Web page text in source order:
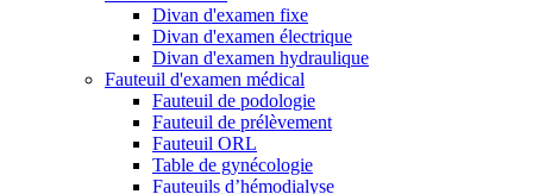
Divan d'examen fixe
Divan d'examen électrique
Divan d'examen hydraulique
Fauteuil d'examen médical
Fauteuil de podologie
Fauteuil de prélèvement
Fauteuil ORL
Table de gynécologie
Fauteuils d’hémodialyse